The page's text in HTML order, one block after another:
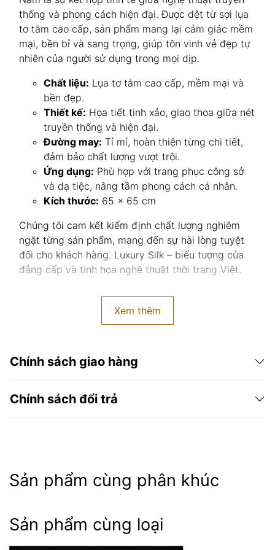
thống và phong cách hiện đại. Được dệt từ sợi lụa
tơ tằm cao cấp, sản phẩm mang lại cảm giác mềm
mại, bền bỉ và sang trọng, giúp tôn vinh vẻ đẹp tự
nhiên của người sử dụng trong mọi dịp.
Chất liệu: Lụa tơ tằm cao cấp, mềm mại và
bền đẹp.
Thiết kế: Họa tiết tinh xảo, giao thoa giữa nét
truyền thống và hiện đại.
Đường may: Tỉ mỉ, hoàn thiện từng chi tiết,
đảm bảo chất lượng vượt trội.
Ứng dụng: Phù hợp với trang phục công sở
và dạ tiệc, nâng tầm phong cách cá nhân.
Kích thước: 65 x 65 cm
Chúng tôi cam kết kiểm định chất lượng nghiêm
ngặt từng sản phẩm, mang đến sự hài lòng tuyệt
đối cho khách hàng. Luxury Silk – biểu tượng của
đẳng cấp và tinh hoa nghệ thuật thời trang Việt.
Xem thêm
Chính sách giao hàng
Nội sẽ phụ thuộc vào đơn vị vận chuyển mà thời
gian giao nhận tầm 3-7 ngày làm việc.
Những đơn hàng khách muốn đặt với số lượng lớn
Chính sách đổi trả
Sản phẩm cùng phân khúc
Sản phẩm cùng loại